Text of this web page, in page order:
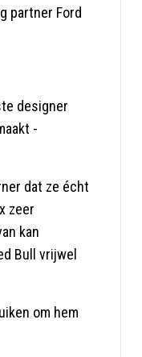
partner Ford
designer
-
dat ze écht
zeer
kan
Bull vrijwel
om hem